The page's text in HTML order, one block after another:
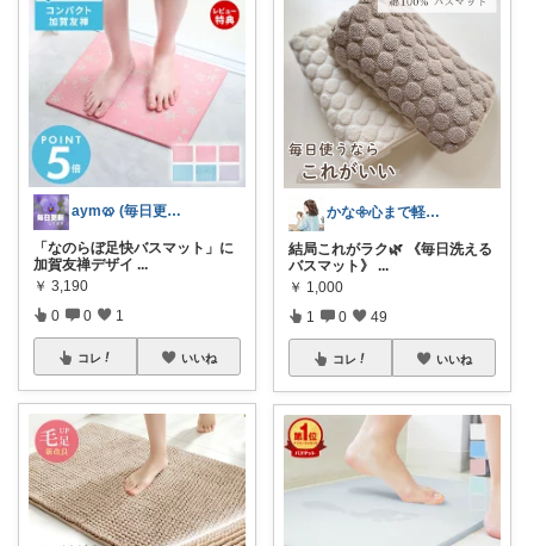
aym🥨 (毎日更新してます🙌)
「なのらぼ足快バスマット」に
加賀友禅デザイ ...
￥ 3,190
0 0 1
コレ いいね
かな𖧷心まで軽くなる暮らしの記録🌿
結局これがラク🌿 《毎日洗える
バスマット》
...
￥ 1,000
1 0 49
コレ いいね